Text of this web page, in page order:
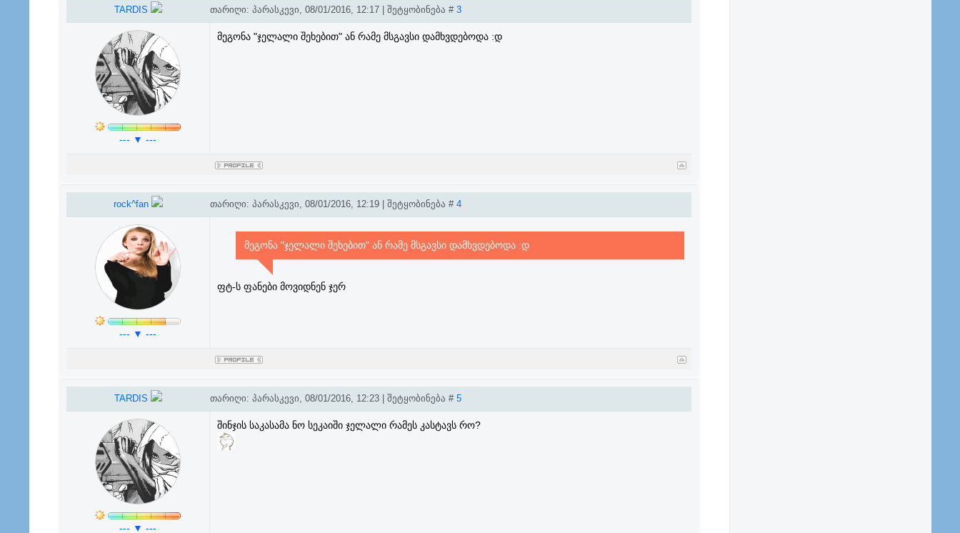
TARDIS თარიღი: პარასკევი, 08/01/2016, 12:17 | შეტყობინება # 3
--- ▼ ---
მეგონა "ჯელალი შეხებით" ან რამე მსგავსი დამხვდებოდა :დ
rock^fan თარიღი: პარასკევი, 08/01/2016, 12:19 | შეტყობინება # 4
--- ▼ ---
მეგონა "ჯელალი შეხებით" ან რამე მსგავსი დამხვდებოდა :დ
ფტ-ს ფანები მოვიდნენ ჯერ
TARDIS თარიღი: პარასკევი, 08/01/2016, 12:23 | შეტყობინება # 5
--- ▼ ---
შინჯის საკასამა ნო სეკაიში ჯელალი რამეს კასტავს რო?